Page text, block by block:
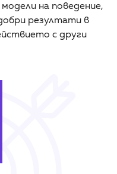
на поведение,
резултати в
с други